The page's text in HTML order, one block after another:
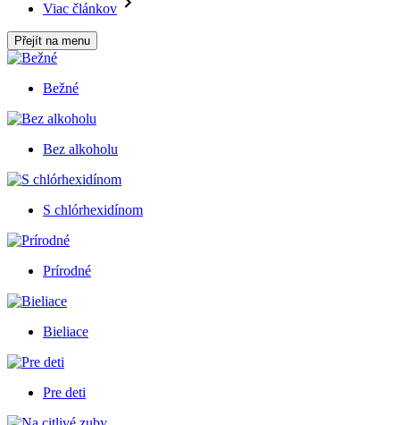
Viac článkov
Přejít na menu
Bežné
Bez alkoholu
S chlórhexidínom
Prírodné
Bieliace
Pre deti